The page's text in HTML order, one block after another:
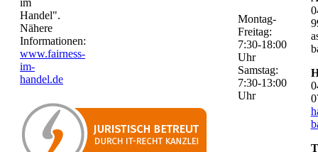
im
Handel".
Nähere
Informationen:
www.fairness-
im-
handel.de
Montag-
Freitag:
7:30-18:00
Uhr
Samstag:
7:30-13:00
Uhr